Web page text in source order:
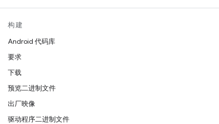
构建
Android 代码库
要求
下载
预览二进制文件
出厂映像
驱动程序二进制文件